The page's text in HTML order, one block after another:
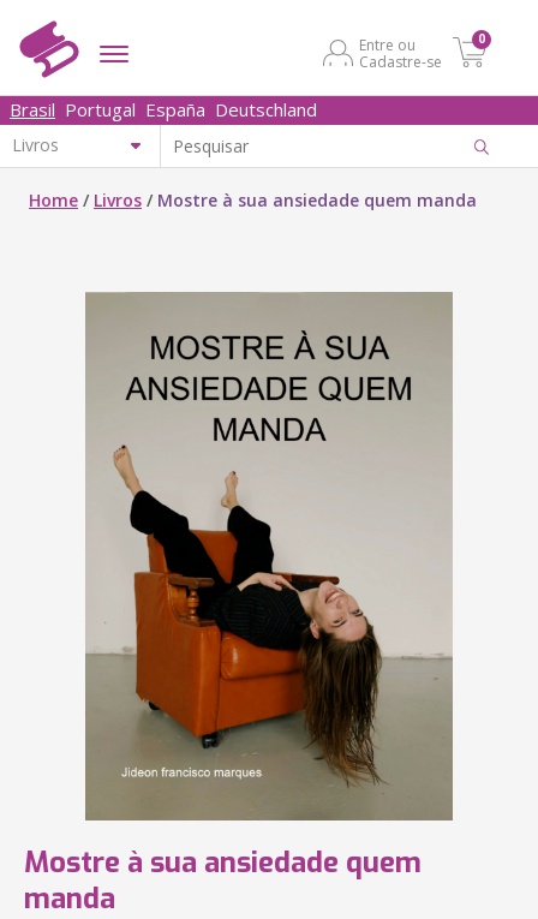
Entre ou
Cadastre-se
0
Brasil Portugal España Deutschland
Home / Livros / Mostre à sua ansiedade quem manda
Mostre à sua ansiedade quem
manda